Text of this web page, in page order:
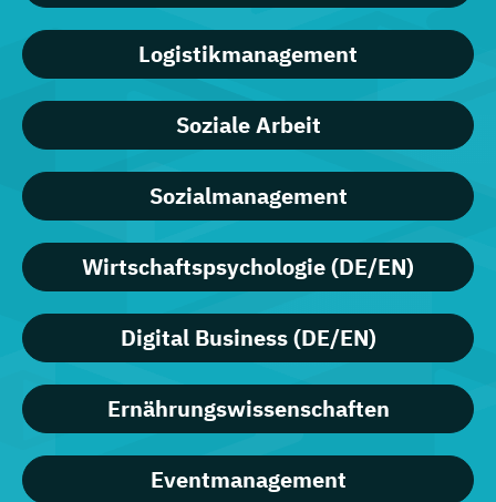
Logistikmanagement
Soziale Arbeit
Sozialmanagement
Wirtschaftspsychologie (DE/EN)
Digital Business (DE/EN)
Ernährungswissenschaften
Eventmanagement